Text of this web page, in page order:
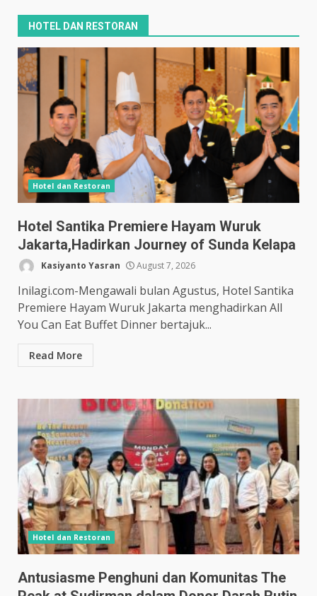
HOTEL DAN RESTORAN
Hotel dan Restoran
Hotel Santika Premiere Hayam Wuruk
Jakarta,Hadirkan Journey of Sunda Kelapa
Kasiyanto Yasran August 7, 2026
Inilagi.com-Mengawali bulan Agustus, Hotel Santika
Premiere Hayam Wuruk Jakarta menghadirkan All
You Can Eat Buffet Dinner bertajuk...
Read More
Hotel dan Restoran
Antusiasme Penghuni dan Komunitas The